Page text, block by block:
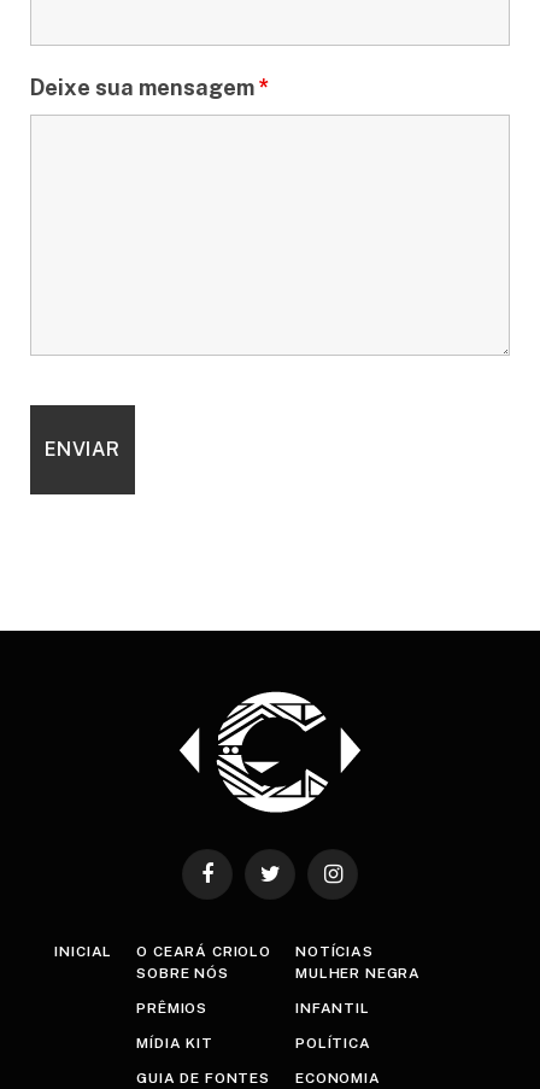
Deixe sua mensagem*
FacebookTwitter Instagram
INICIAL
O CEARÁ CRIOLO
SOBRE NÓS
PRÊMIOS
MÍDIA KIT
GUIA DE FONTES
NOTÍCIAS
MULHER NEGRA
INFANTIL
POLÍTICA
ECONOMIA